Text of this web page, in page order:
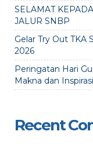
SELAMAT
JALUR SNBP
Gelar Try Out TKA
2026
Peringatan Hari
Makna dan Inspirasi
Recent